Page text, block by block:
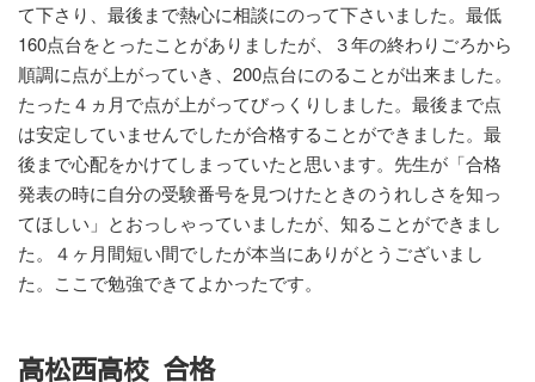
て下さり、最後まで熱心に相談にのって下さいました。最低
160点台をとったことがありましたが、３年の終わりごろから
順調に点が上がっていき、200点台にのることが出来ました。
たった４ヵ月で点が上がってびっくりしました。最後まで点
は安定していませんでしたが合格することができました。最
後まで心配をかけてしまっていたと思います。先生が「合格
発表の時に自分の受験番号を見つけたときのうれしさを知っ
てほしい」とおっしゃっていましたが、知ることができまし
た。４ヶ月間短い間でしたが本当にありがとうございまし
た。ここで勉強できてよかったです。
高松西高校 合格